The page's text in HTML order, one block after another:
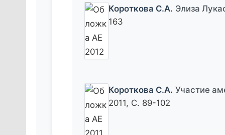
Короткова С.А. Элиза
163
Короткова С.А. Участие
2011, С. 89-102